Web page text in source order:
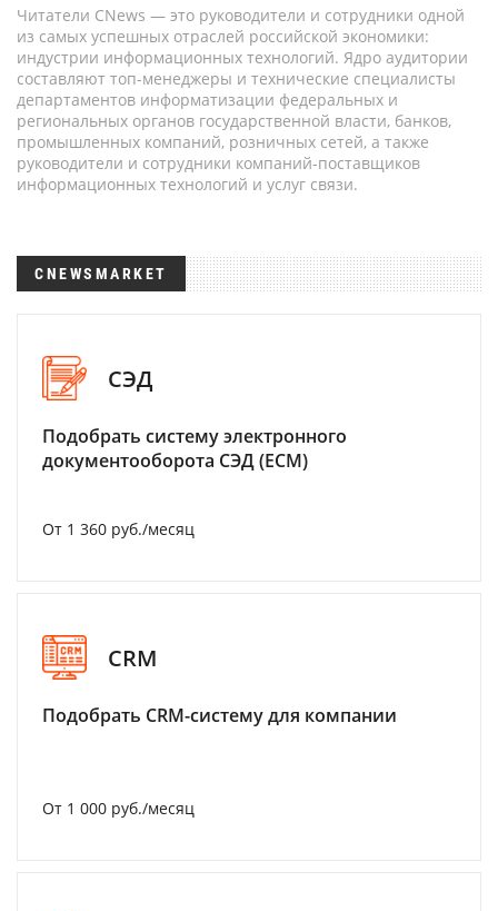
Читатели CNews — это руководители и сотрудники одной
из самых успешных отраслей российской экономики:
индустрии информационных технологий. Ядро аудитории
составляют топ-менеджеры и технические специалисты
департаментов информатизации федеральных и
региональных органов государственной власти, банков,
промышленных компаний, розничных сетей, а также
руководители и сотрудники компаний-поставщиков
информационных технологий и услуг связи.
CNEWSMARKET
СЭД
Подобрать систему электронного
документооборота СЭД (ECM)
От 1 360 руб./месяц
CRM
Подобрать CRM-систему для компании
От 1 000 руб./месяц